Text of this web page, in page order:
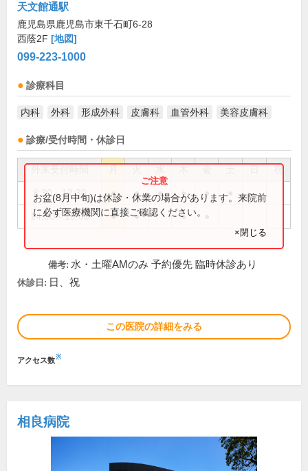
天文館通駅
鹿児島県鹿児島市東千石町6-28
西蔭2F [地図]
099-223-1000
診療科目
内科 外科 形成外科 皮膚科 血管外科 美容皮膚科
診療/受付時間・休診日
祝
8:30～12:30 ● ● ● ● ●
14:00～18:00 ● ● ●
お盆(8月中旬)は休診・休業の場合があります。来院前
に必ず医療機関に直接ご確認ください。
×閉じる
備考: 水・土曜AMのみ 予約優先 臨時休診あり
休診日: 日、祝
この医院の詳細をみる
アクセス数※
相良病院